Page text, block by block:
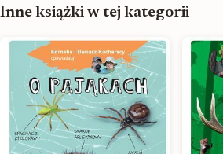
Inne książki w tej kategorii